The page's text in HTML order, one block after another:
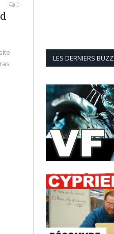
0
LES DERNIERS BUZZ